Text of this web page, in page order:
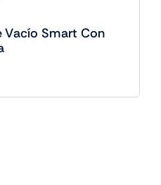
Vacío Smart Con